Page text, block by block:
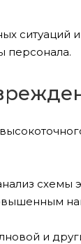
ситуаций
персонала.
схемы
и